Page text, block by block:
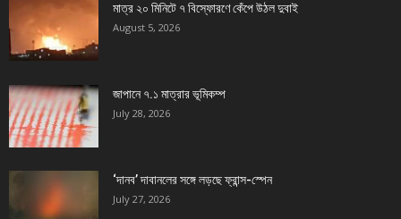
মাত্র ২০ মিনিটে ৭ বিস্ফোরণে কেঁপে উঠল দুবাই
August 5, 2026
জাপানে ৭.১ মাত্রার ভূমিকম্প
July 28, 2026
‘দানব’ দাবানলের সঙ্গে লড়ছে ফ্রান্স-স্পেন
July 27, 2026